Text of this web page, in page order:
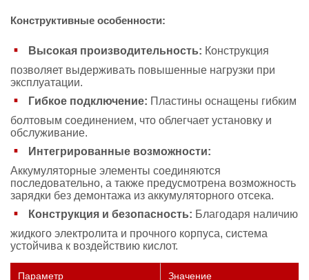
Конструктивные особенности:
Высокая производительность: Конструкция
позволяет выдерживать повышенные нагрузки при
эксплуатации.
Гибкое подключение: Пластины оснащены гибким
болтовым соединением, что облегчает установку и
обслуживание.
Интегрированные возможности:
Аккумуляторные элементы соединяются
последовательно, а также предусмотрена возможность
зарядки без демонтажа из аккумуляторного отсека.
Конструкция и безопасность: Благодаря наличию
жидкого электролита и прочного корпуса, система
устойчива к воздействию кислот.
Параметр Значение